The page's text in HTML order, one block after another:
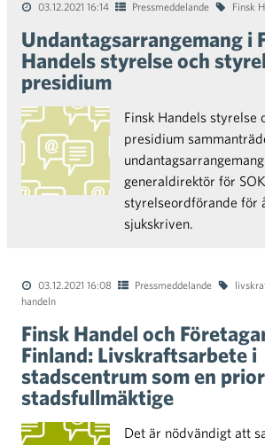
03.12.2021 16:14 Pressmeddelande Finsk
Undantagsarrangemang i
Handels styrelse och
presidium
Finsk Handels styrelse
presidium
generaldirektör för
styrelseordförande för
sjukskriven.
03.12.2021 16:08 Pressmeddelande
handeln
Finsk Handel och
Finland: Livskraftsarbete i
stadscentrum som en
stadsfullmäktige
Det är nödvändigt att